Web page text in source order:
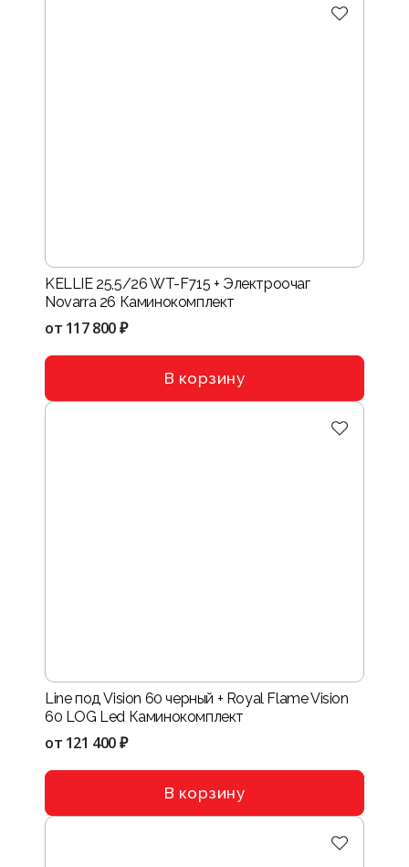
KELLIE 25,5/26 WT-F715 + Электроочаг
Novarra 26 Каминокомплект
от 117 800 ₽
В корзину
Line под Vision 60 черный + Royal Flame Vision
60 LOG Led Каминокомплект
от 121 400 ₽
В корзину